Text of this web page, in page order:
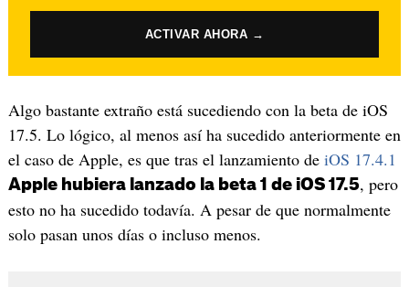
ACTIVAR AHORA →
Algo bastante extraño está sucediendo con la beta de iOS
17.5. Lo lógico, al menos así ha sucedido anteriormente en
el caso de Apple, es que tras el lanzamiento de iOS 17.4.1
Apple hubiera lanzado la beta 1 de iOS 17.5, pero
esto no ha sucedido todavía. A pesar de que normalmente
solo pasan unos días o incluso menos.